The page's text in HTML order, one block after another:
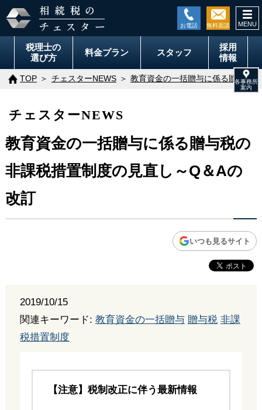
税理士の
選び方
料金プラン スタッフ
採用
情報
TOP チェスターNEWS 教育資金の一括贈与に係る贈与税
チェスターNEWS
教育資金の一括贈与に係る贈与税の
非課税措置制度の見直し～Q＆Aの
改訂
いつも見るサイト
2019/10/15
関連キーワード: 教育資金の一括贈与 贈与税 非課
税措置制度
【注意】税制改正に伴う最新情報